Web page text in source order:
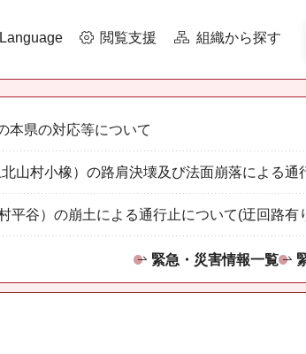
Language 閲覧支援 組織から探す
本県の対応等について
山村小橡）の路肩決壊及び法面崩落による通
平谷）の崩土による通行止について(迂回路有
緊急・災害情報一覧